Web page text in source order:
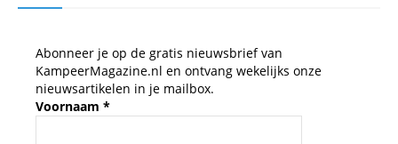
Abonneer je op de gratis nieuwsbrief van
KampeerMagazine.nl en ontvang wekelijks onze
nieuwsartikelen in je mailbox.
Voornaam *